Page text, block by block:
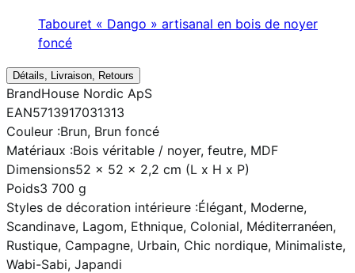
Tabouret « Dango » artisanal en bois de noyer
foncé
Détails, Livraison, Retours
BrandHouse Nordic ApS
EAN5713917031313
Couleur :Brun, Brun foncé
Matériaux :Bois véritable / noyer, feutre, MDF
Dimensions52 x 52 x 2,2 cm (L x H x P)
Poids3 700 g
Styles de décoration intérieure :Élégant, Moderne,
Scandinave, Lagom, Ethnique, Colonial, Méditerranéen,
Rustique, Campagne, Urbain, Chic nordique, Minimaliste,
Wabi-Sabi, Japandi